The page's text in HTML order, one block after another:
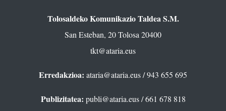
Tolosaldeko Komunikazio Taldea S.M.
San Esteban, 20 Tolosa 20400
tkt@ataria.eus
Erredakzioa: ataria@ataria.eus/ 943 655 695
Publizitatea: publi@ataria.eus/ 661 678 818